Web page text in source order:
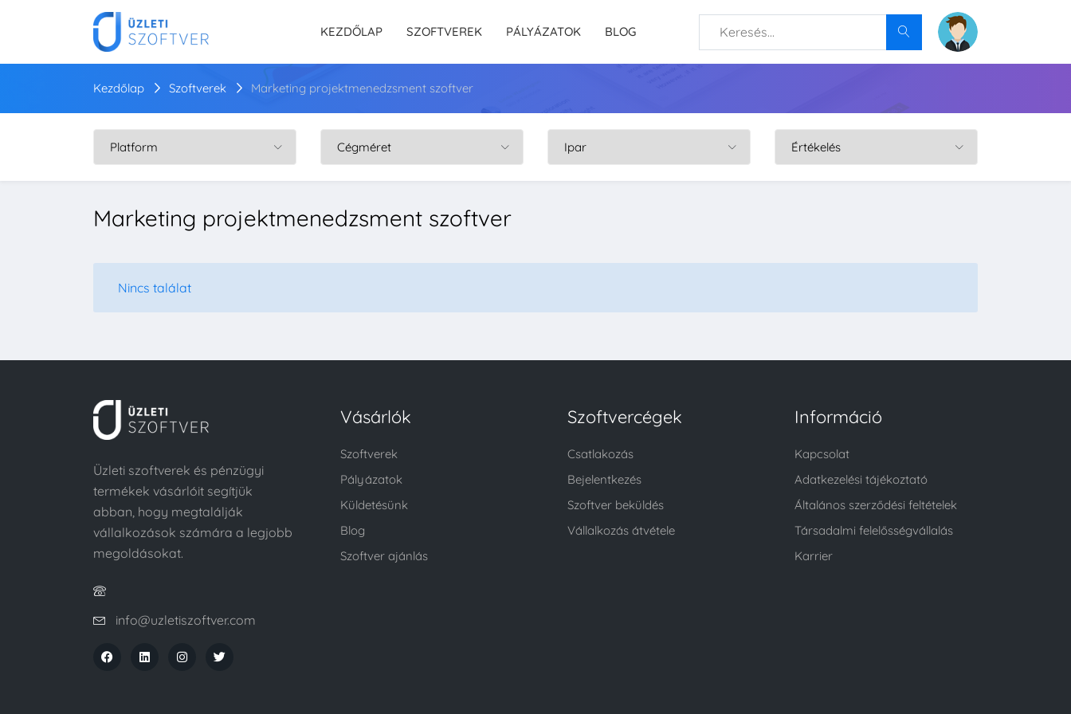
KEZDŐLAP SZOFTVEREK PÁLYÁZATOK BLOG
Kezdőlap Szoftverek Marketing projektmenedzsment szoftver
Marketing projektmenedzsment szoftver
Nincs találat
Üzleti szoftverek és pénzügyi
termékek vásárlóit segítjük
abban, hogy megtalálják
vállalkozások számára a legjobb
megoldásokat.
info@uzletiszoftver.com
Vásárlók
Szoftverek
Pályázatok
Küldetésünk
Blog
Szoftver ajánlás
Szoftvercégek
Csatlakozás
Bejelentkezés
Szoftver beküldés
Vállalkozás átvétele
Információ
Kapcsolat
Adatkezelési tájékoztató
Általános szerződési feltételek
Társadalmi felelősségvállalás
Karrier